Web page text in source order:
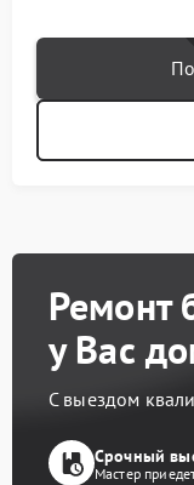
Ремонт
у Вас
С выездом
Срочный
Мастер